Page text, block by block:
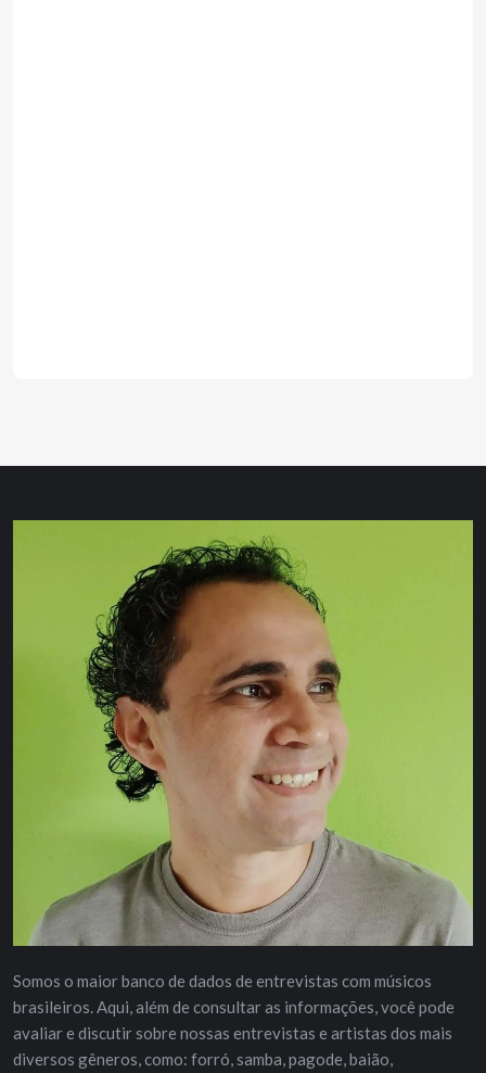
Somos o maior banco de dados de entrevistas com músicos
brasileiros. Aqui, além de consultar as informações, você pode
avaliar e discutir sobre nossas entrevistas e artistas dos mais
diversos gêneros, como: forró, samba, pagode, baião,